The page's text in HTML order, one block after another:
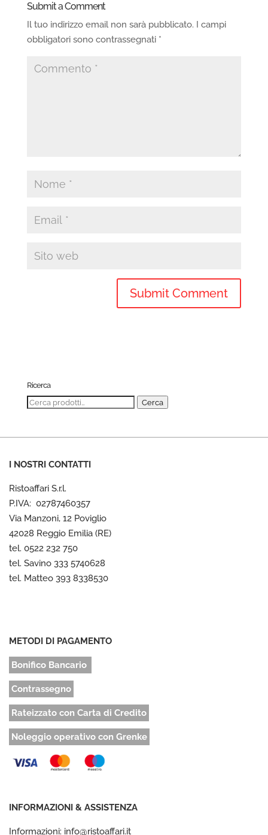
Submit a Comment
Il tuo indirizzo email non sarà pubblicato.
I campi
obbligatori sono contrassegnati *
Ricerca
Cerca: Cerca
I NOSTRI CONTATTI
Ristoaffari S.r.l.
P.IVA: 02787460357
Via Manzoni, 12 Poviglio
42028 Reggio Emilia (RE)
tel. 0522 232 750
tel. Savino 333 5740628
tel. Matteo 393 8338530
METODI DI PAGAMENTO
Bonifico Bancario
Contrassegno
Rateizzato con Carta di Credito
Noleggio operativo con Grenke
INFORMAZIONI & ASSISTENZA
Informazioni: info@ristoaffari.it